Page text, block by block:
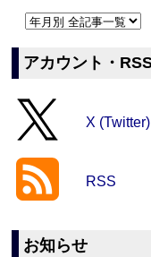
アカウント・
X (Twitter)
RSS
お知らせ